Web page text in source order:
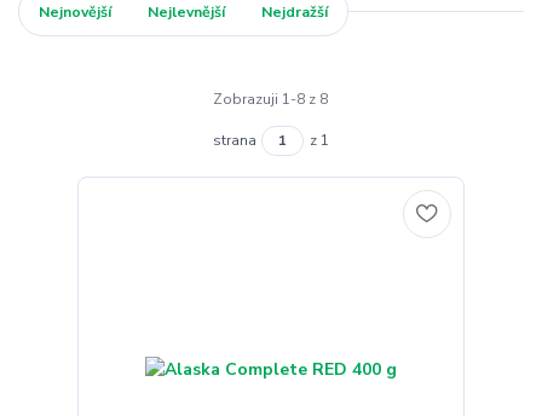
Nejnovější Nejlevnější Nejdražší
Zobrazuji 1-8 z 8
strana z 1